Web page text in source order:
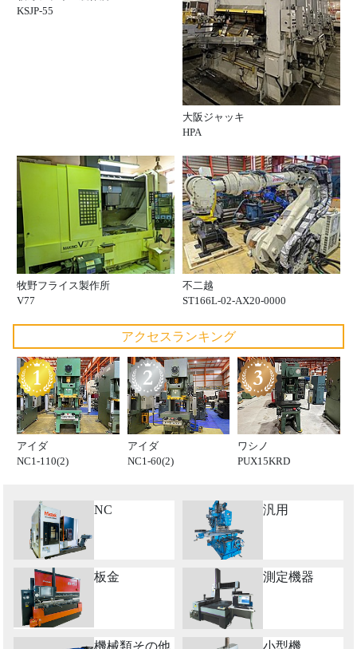
KSJP-55
大阪ジャッキ
HPA
牧野フライス製作所
V77
不二越
ST166L-02-AX20-0000
アクセスランキング
アイダ
NC1-110(2)
アイダ
NC1-60(2)
ワシノ
PUX15KRD
NC 汎用
板金 測定機器